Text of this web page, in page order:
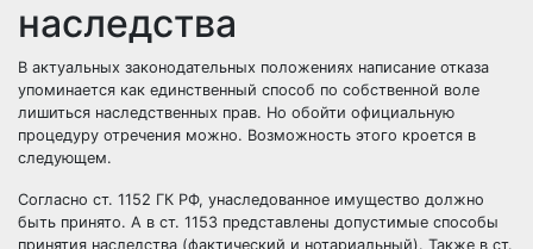
наследства
В актуальных законодательных положениях написание отказа
упоминается как единственный способ по собственной воле
лишиться наследственных прав. Но обойти официальную
процедуру отречения можно. Возможность этого кроется в
следующем.
Согласно ст. 1152 ГК РФ, унаследованное имущество должно
быть принято. А в ст. 1153 представлены допустимые способы
принятия наследства (фактический и нотариальный). Также в ст.